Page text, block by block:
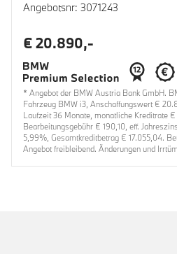
Angebotsnr: 3071243
€ 20.890,-
* Angebot der BMW Austria Bank GmbH.
Fahrzeug BMW i3, Anschaffungswert €
Laufzeit 36 Monate, monatliche Kreditrate
Bearbeitungsgebühr € 190,10, eff.
5,99%, Gesamtkreditbetrag € 17.055,04.
Angebot freibleibend. Änderungen und